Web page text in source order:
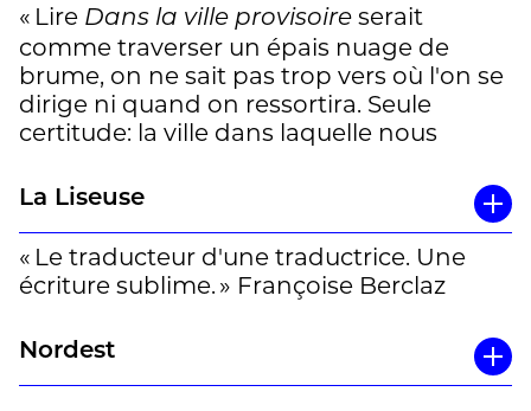
« Lire Dans la ville provisoire serait
comme traverser un épais nuage de
brume, on ne sait pas trop vers où l'on se
dirige ni quand on ressortira. Seule
certitude: la ville dans laquelle nous
Venise, envoûtante et mystérieuse,
avance dans le texte à l'aveugle, mais
avec un réel plaisir, bercé-e par le temps
qui passe et par la ville qui semble peu à
peu (s')engloutir sous nos yeux. Peut-être
n'est-il question que de cela d'ailleurs, du
temps déjà révolu, de ce qui se présente
La Liseuse
« Le traducteur d'une traductrice. Une
écriture sublime. » Françoise Berclaz
Nordest